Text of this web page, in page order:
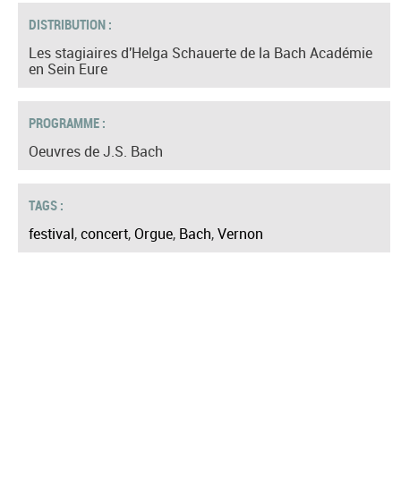
DISTRIBUTION :
Les stagiaires d'Helga Schauerte de la Bach Académie
en Sein Eure
PROGRAMME :
Oeuvres de J.S. Bach
TAGS :
festival,concert,Orgue, Bach,Vernon